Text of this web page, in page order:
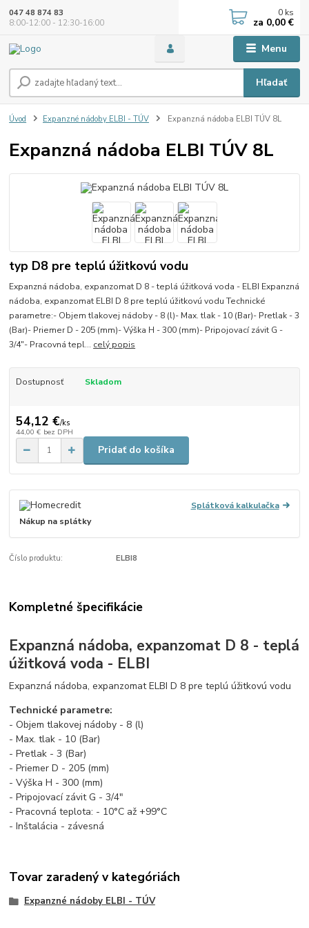
Menu
Hľadať
047 48 874 83
8:00-12:00 - 12:30-16:00
0 ks
za 0,00 €
Úvod Expanzné nádoby ELBI - TÚV Expanzná nádoba ELBI TÚV 8L
Expanzná nádoba ELBI TÚV 8L
typ D8 pre teplú úžitkovú vodu
Expanzná nádoba, expanzomat D 8 - teplá úžitková voda - ELBI Expanzná
nádoba, expanzomat ELBI D 8 pre teplú úžitkovú vodu Technické
parametre:- Objem tlakovej nádoby - 8 (l)- Max. tlak - 10 (Bar)- Pretlak - 3
(Bar)- Priemer D - 205 (mm)- Výška H - 300 (mm)- Pripojovací závit G -
3/4"- Pracovná tepl... celý popis
Dostupnosť Skladom
54,12 €/ks
44,00 € bez DPH
Pridať do košíka
Splátková kalkulačka
Nákup na splátky
Číslo produktu: ELBI8
Kompletné špecifikácie
Expanzná nádoba, expanzomat D 8 - teplá
úžitková voda - ELBI
Expanzná nádoba, expanzomat ELBI D 8 pre teplú úžitkovú vodu
Technické parametre:
- Objem tlakovej nádoby - 8 (l)
- Max. tlak - 10 (Bar)
- Pretlak - 3 (Bar)
- Priemer D - 205 (mm)
- Výška H - 300 (mm)
- Pripojovací závit G - 3/4"
- Pracovná teplota: - 10°C až +99°C
- Inštalácia - závesná
Tovar zaradený v kategóriách
Expanzné nádoby ELBI - TÚV